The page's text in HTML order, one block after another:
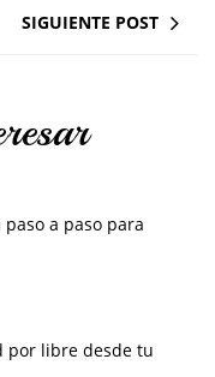
SIGUIENTE POST
a paso para
por libre desde tu